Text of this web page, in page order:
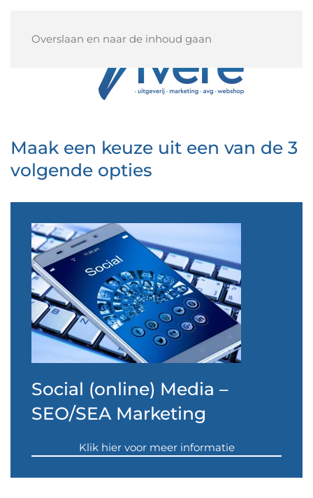
Overslaan en naar de inhoud gaan
Maak een keuze uit een van de 3
volgende opties
Social (online) Media –
SEO/SEA Marketing
Klik hier voor meer informatie